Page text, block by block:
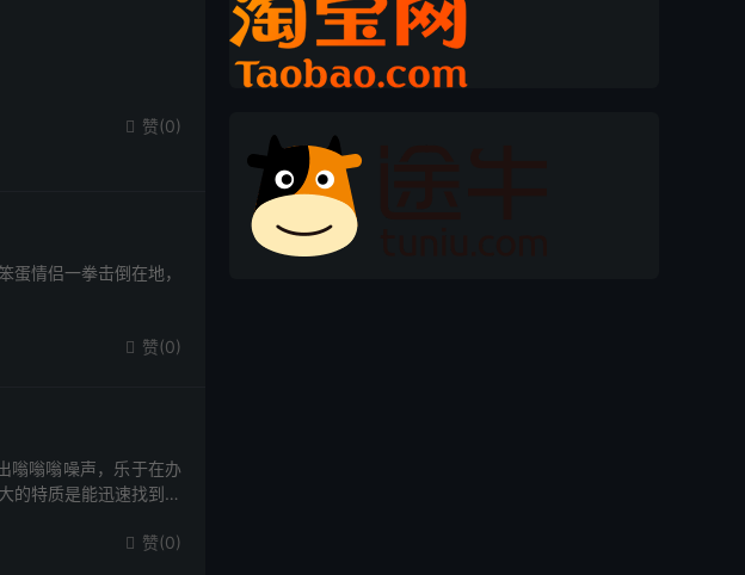
 赞(0)
情侣一拳击倒在地，
 赞(0)
嗡嗡嗡噪声，乐于在办
的特质是能迅速找到腐
 赞(0)